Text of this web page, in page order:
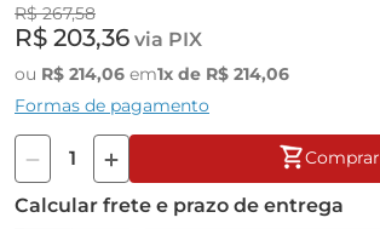
R$ 267,58
R$ 203,36 via PIX
ou R$ 214,06 em1x de R$ 214,06
Formas de pagamento
Comprar
Calcular frete e prazo de entrega